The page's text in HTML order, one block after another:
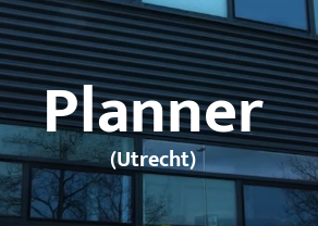
Planner
(Utrecht)